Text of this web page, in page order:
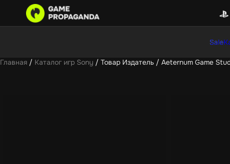
Sale
Главная / Каталог игр Sony / Товар Издатель / Aeternum Game